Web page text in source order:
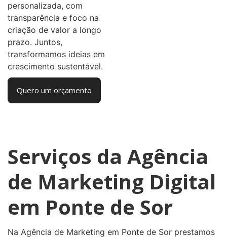
personalizada, com
transparência e foco na
criação de valor a longo
prazo. Juntos,
transformamos ideias em
crescimento sustentável.
Quero um orçamento
Serviços da Agência
de Marketing Digital
em Ponte de Sor
Na Agência de Marketing em Ponte de Sor prestamos